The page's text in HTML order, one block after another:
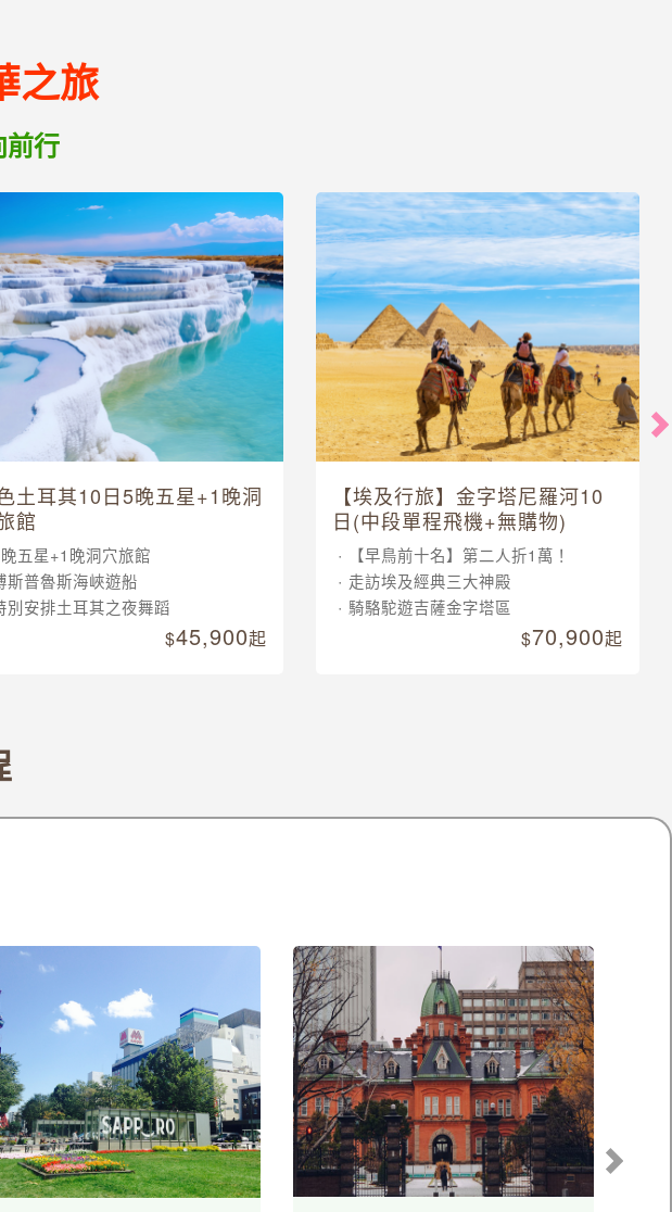
之旅
前行
土耳其10日5晚五星+1晚洞
館
五星+1晚洞穴旅館
斯普魯斯海峽遊船
別安排土耳其之夜舞蹈
45,900起
【埃及行旅】金字塔尼羅河10
日(中段單程飛機+無購物)
【早鳥前十名】第二人折1萬！
走訪埃及經典三大神殿
騎駱駝遊吉薩金字塔區
70,900起